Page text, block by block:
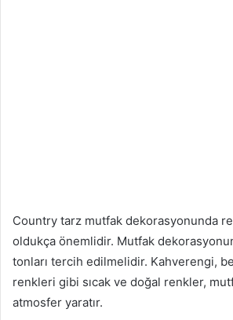
Country tarz mutfak dekorasyonunda
oldukça önemlidir. Mutfak
tonları tercih edilmelidir. Kahverengi,
renkleri gibi sıcak ve doğal renkler,
atmosfer yaratır.